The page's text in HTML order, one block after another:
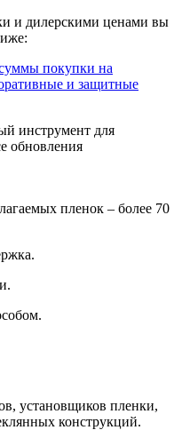
и дилерскими ценами вы
покупки на
и защитные
инструмент для
обновления
пленок – более 70
установщиков пленки,
конструкций.